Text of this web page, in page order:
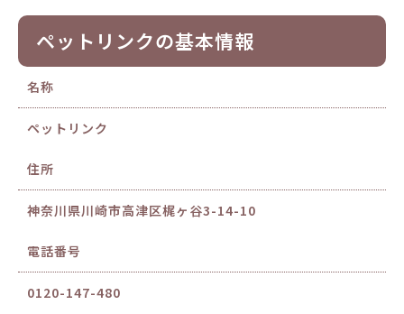
ペットリンクの基本情報
名称
ペットリンク
住所
神奈川県川崎市高津区梶ヶ谷3-14-10
電話番号
0120-147-480